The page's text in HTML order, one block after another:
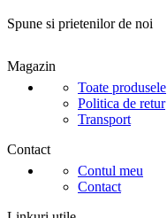
Spune si prietenilor de noi
Magazin
Toate produsele
Politica de retur
Transport
Contact
Contul meu
Contact